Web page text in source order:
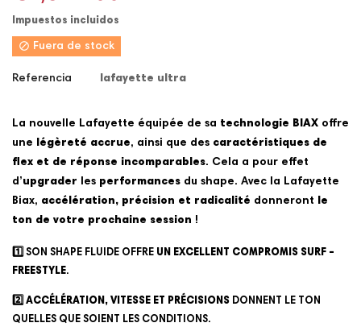
Impuestos incluidos
 Fuera de stock
Referencia lafayette ultra
La nouvelle Lafayette équipée de sa technologie BIAX offre
une légèreté accrue, ainsi que des caractéristiques de
flex et de réponse incomparables. Cela a pour effet
d’upgrader les performances du shape. Avec la Lafayette
Biax, accélération, précision et radicalité donneront le
ton de votre prochaine session !
1️⃣ SON SHAPE FLUIDE OFFRE UN EXCELLENT COMPROMIS SURF –
FREESTYLE.
2️⃣ ACCÉLÉRATION, VITESSE ET PRÉCISIONS DONNENT LE TON
QUELLES QUE SOIENT LES CONDITIONS.